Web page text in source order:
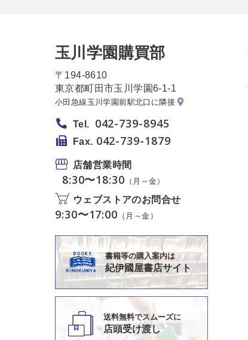
玉川学園購買部
〒194-8610
東京都町田市玉川学園6-1-1
小田急線玉川学園前駅北口に隣接
Tel. 042-739-8945
Fax. 042-739-1879
店舗営業時間
8:30〜18:30 （月～金）
ウェブストアのお問合せ
9:30〜17:00 （月～金）
書籍等の購入案内は
紀伊國屋書店サイト
送料無料でスムーズに
店頭受け渡し